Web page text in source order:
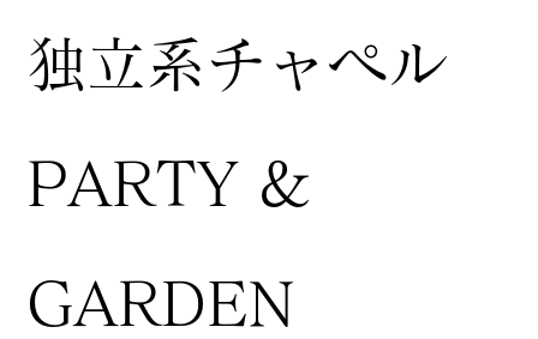
独立系チャペル
PARTY &
GARDEN